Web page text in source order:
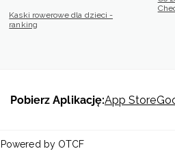
Kaski rowerowe dla dzieci -
ranking
Pobierz Aplikację:App Store
by OTCF